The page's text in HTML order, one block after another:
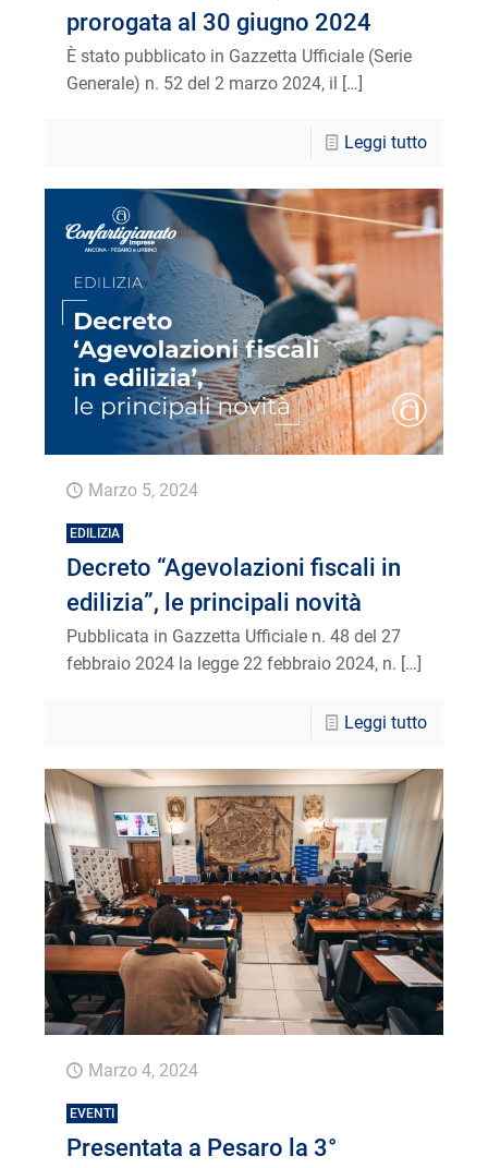
prorogata al 30 giugno 2024
È stato pubblicato in Gazzetta Ufficiale (Serie
Generale) n. 52 del 2 marzo 2024, il […]
Leggi tutto
Marzo 5, 2024
EDILIZIA
Decreto “Agevolazioni fiscali in
edilizia”, le principali novità
Pubblicata in Gazzetta Ufficiale n. 48 del 27
febbraio 2024 la legge 22 febbraio 2024, n. […]
Leggi tutto
Marzo 4, 2024
EVENTI
Presentata a Pesaro la 3°